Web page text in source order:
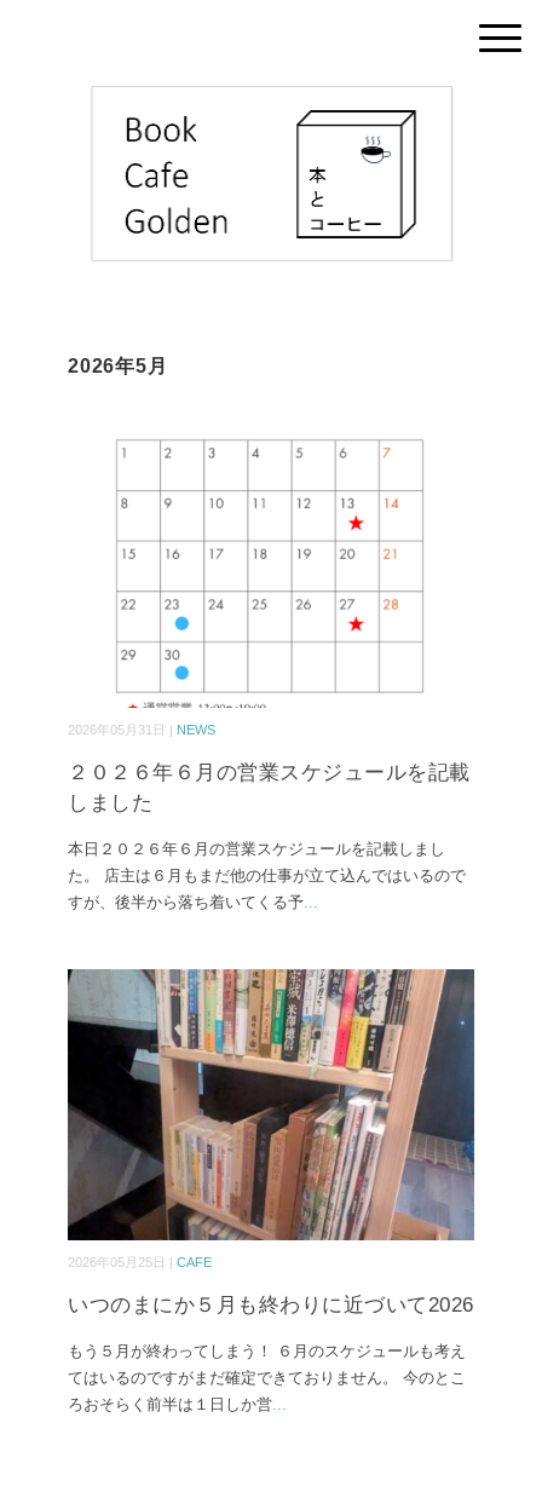
2026年5月
2026年05月31日 | NEWS
２０２６年６月の営業スケジュールを記載
しました
本日２０２６年６月の営業スケジュールを記載しまし
た。 店主は６月もまだ他の仕事が立て込んではいるので
すが、後半から落ち着いてくる予...
2026年05月25日 | CAFE
いつのまにか５月も終わりに近づいて2026
もう５月が終わってしまう！ ６月のスケジュールも考え
てはいるのですがまだ確定できておりません。 今のとこ
ろおそらく前半は１日しか営...